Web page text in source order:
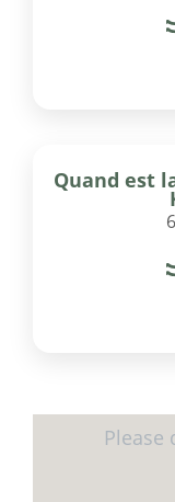
Quand est